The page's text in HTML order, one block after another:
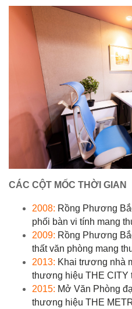
CÁC CỘT MỐC THỜI GIAN
2008: Rồng Phương
phối bàn vi tính mang
2009: Rồng Phương
thất văn phòng mang
2013: Khai trương nhà
thương hiệu THE CITY
2015: Mở Văn Phòng
thương hiệu THE